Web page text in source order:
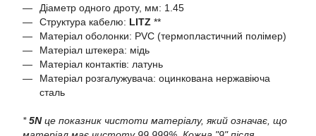
Діаметр одного дроту, мм: 1.45
Структура кабелю: LITZ **
Матеріал оболонки: PVC (термопластичний полімер)
Матеріал штекера: мідь
Матеріал контактів: латунь
Матеріал розгалужувача: оцинкована нержавіюча
сталь
*5Nце показник чистоти матеріалу, який означає, що